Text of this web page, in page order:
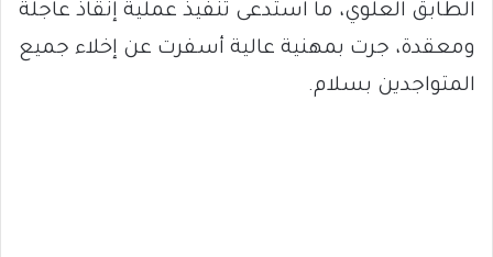
الطابق العلوي، ما استدعى تنفيذ عملية إنقاذ عاجلة
ومعقدة، جرت بمهنية عالية أسفرت عن إخلاء جميع
المتواجدين بسلام.